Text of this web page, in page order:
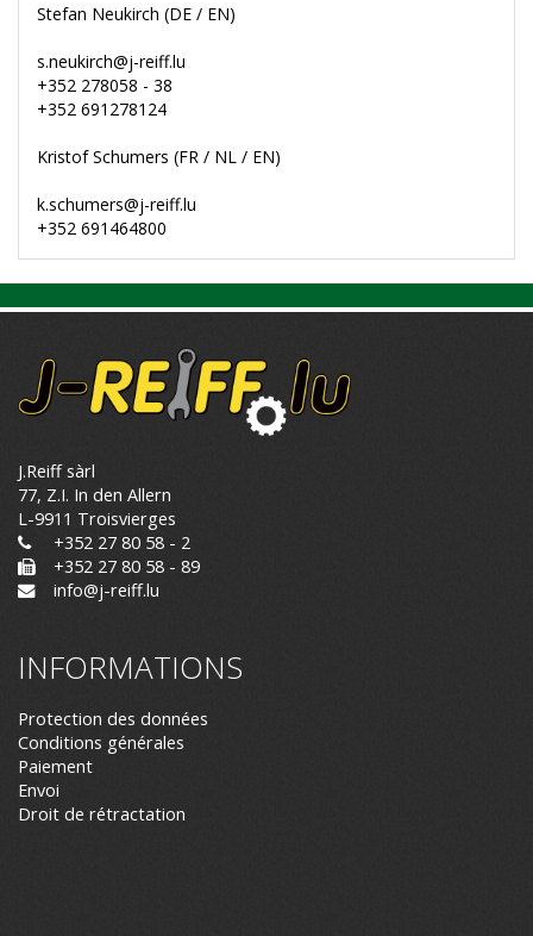
Stefan Neukirch (DE / EN)
s.neukirch@j-reiff.lu
+352 278058 - 38
+352 691278124
Kristof Schumers (FR / NL / EN)
k.schumers@j-reiff.lu
+352 691464800
J.Reiff sàrl
77, Z.I. In den Allern
L-9911 Troisvierges
+352 27 80 58 - 2
+352 27 80 58 - 89
info@j-reiff.lu
INFORMATIONS
Protection des données
Conditions générales
Paiement
Envoi
Droit de rétractation